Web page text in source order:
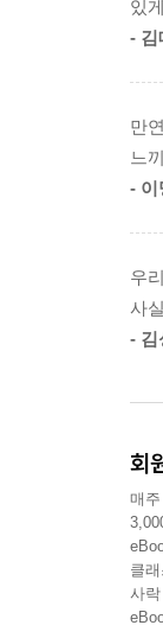
5.
6.
7.
8.
9.
12.
에
말
대
한
있
- 김
만
느
- 이
우
사
- 김
회
매
클
사